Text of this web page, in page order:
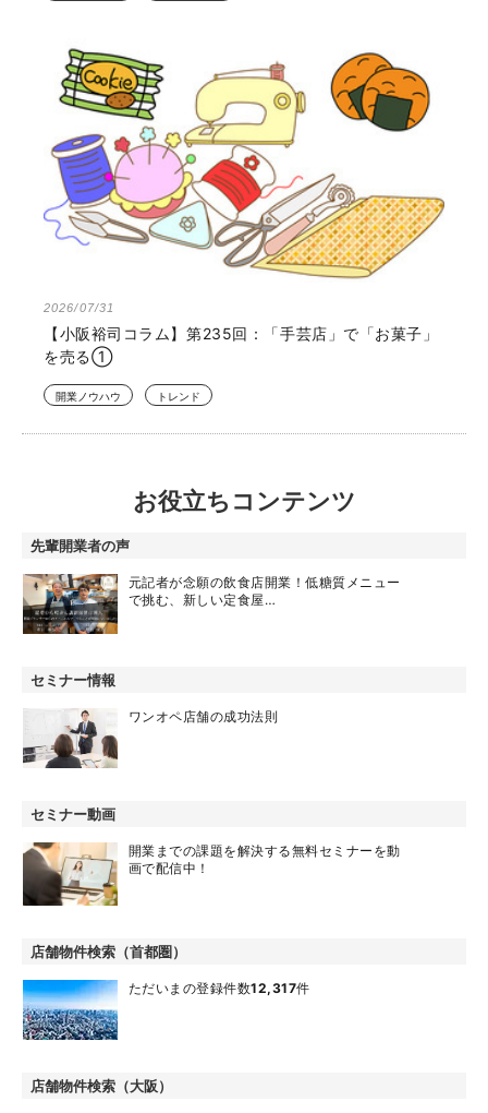
2026/07/31
【小阪裕司コラム】第235回：「手芸店」で「お菓子」
を売る①
開業ノウハウ トレンド
お役立ちコンテンツ
先輩開業者の声
元記者が念願の飲食店開業！低糖質メニュー
で挑む、新しい定食屋…
セミナー情報
ワンオペ店舗の成功法則
セミナー動画
開業までの課題を解決する無料セミナーを動
画で配信中！
店舗物件検索（首都圏）
ただいまの登録件数12,317件
店舗物件検索（大阪）